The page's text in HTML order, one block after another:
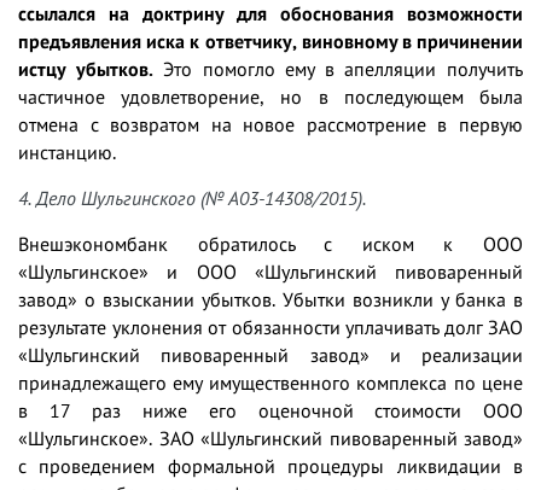
ссылался на доктрину для обоснования возможности
предъявления иска к ответчику, виновному в причинении
истцу убытков.Это помогло ему в апелляции получить
частичное удовлетворение, но в последующем была
отмена с возвратом на новое рассмотрение в первую
инстанцию.
4. Дело Шульгинского (№ А03-14308/2015).
Внешэкономбанк обратилось с иском к ООО
«Шульгинское» и ООО «Шульгинский пивоваренный
завод» о взыскании убытков. Убытки возникли у банка в
результате уклонения от обязанности уплачивать долг ЗАО
«Шульгинский пивоваренный завод» и реализации
принадлежащего ему имущественного комплекса по цене
в 17 раз ниже его оценочной стоимости ООО
«Шульгинское». ЗАО «Шульгинский пивоваренный завод»
с проведением формальной процедуры ликвидации в